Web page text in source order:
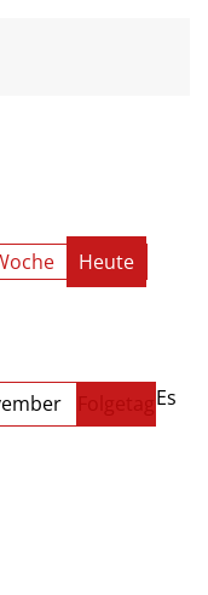
Heute
FolgetagEs